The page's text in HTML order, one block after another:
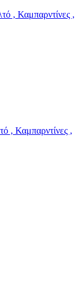
, Καμπαρντίνες ,
, Καμπαρντίνες ,